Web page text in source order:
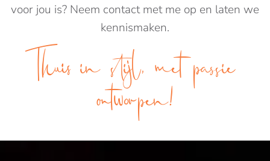
voor jou is? Neem contact met me op en laten we
kennismaken.
Thuis in stijl, met passie
ontworpen!